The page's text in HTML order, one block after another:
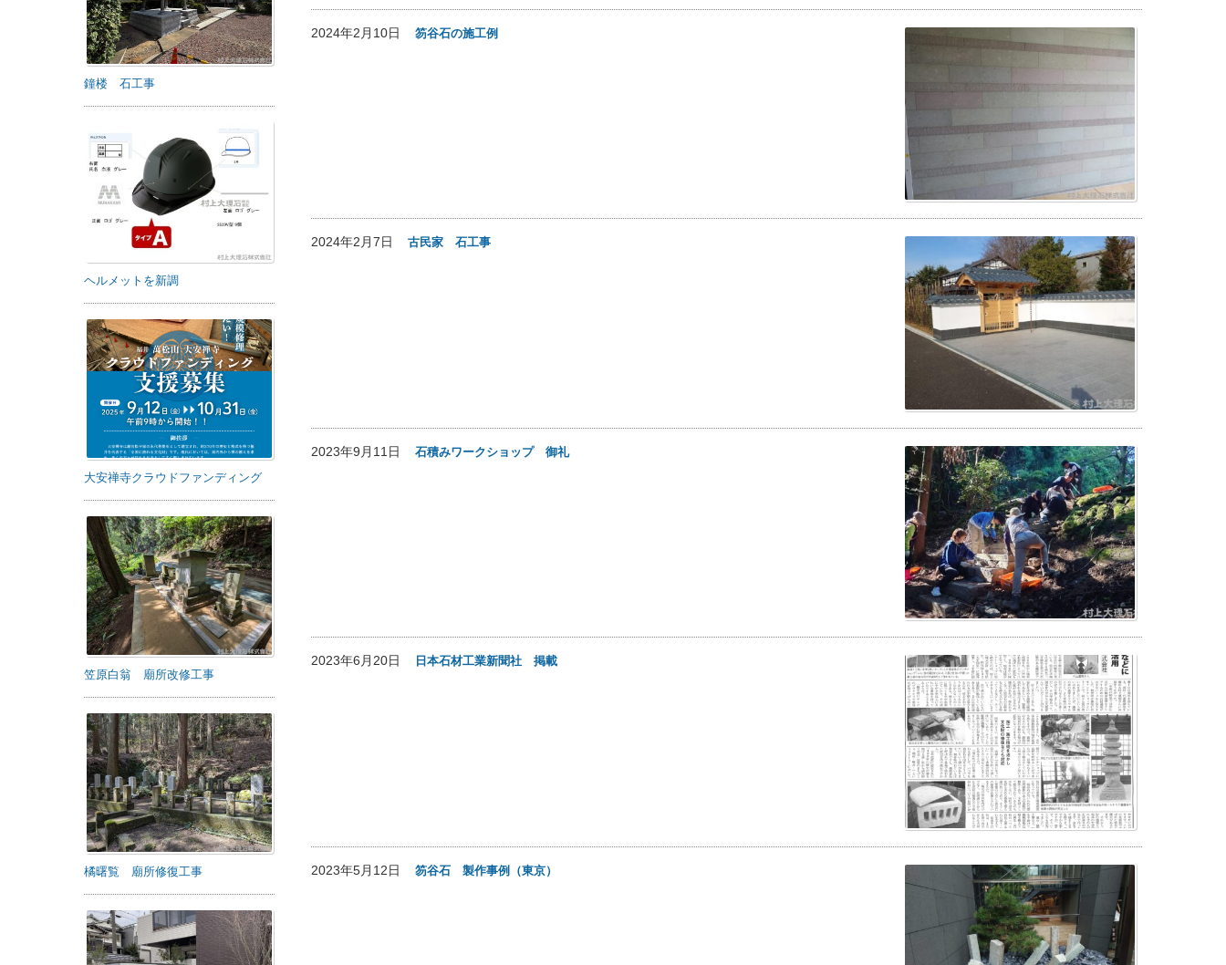
2024年2月10日 笏谷石の施工例
2024年2月7日 古民家 石工事
2023年9月11日 石積みワークショップ 御礼
2023年6月20日 日本石材工業新聞社 掲載
2023年5月12日 笏谷石 製作事例（東京）
鐘楼 石工事
ヘルメットを新調
大安禅寺クラウドファンディング
笠原白翁 廟所改修工事
橘曙覧 廟所修復工事